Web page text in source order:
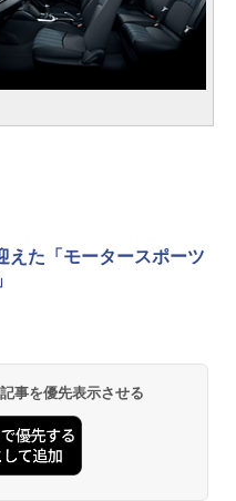
えた「モータースポーツ
事を優先表示させる